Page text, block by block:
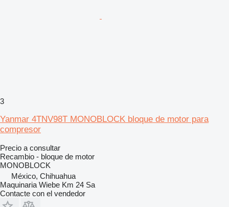
3
Yanmar 4TNV98T MONOBLOCK bloque de motor para
compresor
Precio a consultar
Recambio - bloque de motor
MONOBLOCK
México, Chihuahua
Maquinaria Wiebe Km 24 Sa
Contacte con el vendedor